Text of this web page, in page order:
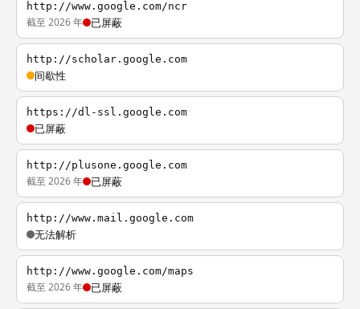
http://www.google.com/ncr
截至 2026 年 已屏蔽
http://scholar.google.com
间歇性
https://dl-ssl.google.com
已屏蔽
http://plusone.google.com
截至 2026 年 已屏蔽
http://www.mail.google.com
无法解析
http://www.google.com/maps
截至 2026 年 已屏蔽